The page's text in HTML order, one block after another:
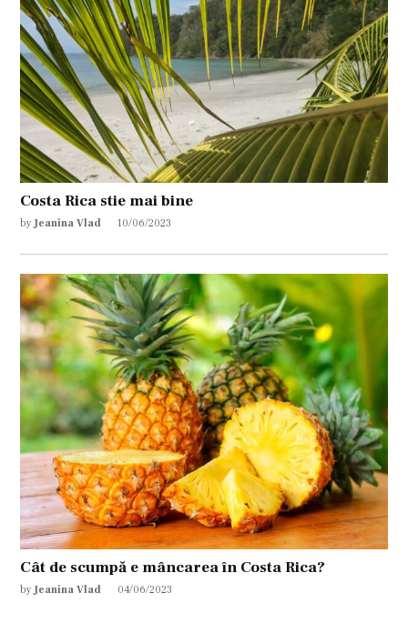
Costa Rica stie mai bine
by Jeanina Vlad 10/06/2023
Cât de scumpă e mâncarea în Costa Rica?
by Jeanina Vlad 04/06/2023